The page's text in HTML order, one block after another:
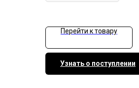
Перейти к товару
Узнать о поступлении